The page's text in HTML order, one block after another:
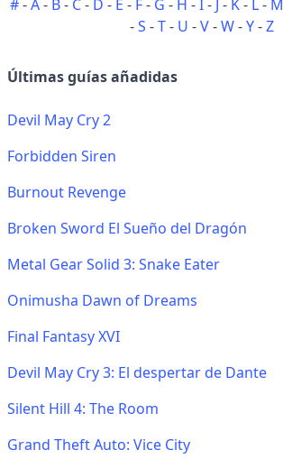
#-A- B- C- D - E - F- G - H -I- J - K- L- M
-S -T- U -V-W-Y-Z
Últimas guías añadidas
Devil May Cry 2
Forbidden Siren
Burnout Revenge
Broken Sword El Sueño del Dragón
Metal Gear Solid 3: Snake Eater
Onimusha Dawn of Dreams
Final Fantasy XVI
Devil May Cry 3: El despertar de Dante
Silent Hill 4: The Room
Grand Theft Auto: Vice City